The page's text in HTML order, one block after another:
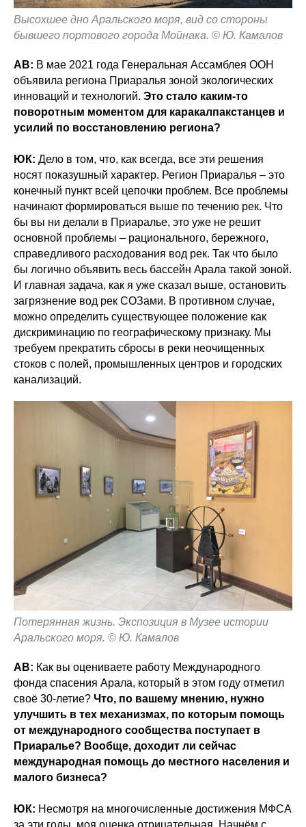
Высохшее дно Аральского моря, вид со стороны
бывшего портового города Мойнака. © Ю. Камалов
АВ: В мае 2021 года Генеральная Ассамблея ООН
объявила региона Приаралья зоной экологических
инноваций и технологий. Это стало каким-то
поворотным моментом для каракалпакстанцев и
усилий по восстановлению региона?
ЮК: Дело в том, что, как всегда, все эти решения
носят показушный характер. Регион Приаралья – это
конечный пункт всей цепочки проблем. Все проблемы
начинают формироваться выше по течению рек. Что
бы вы ни делали в Приаралье, это уже не решит
основной проблемы – рационального, бережного,
справедливого расходования вод рек. Так что было
бы логично объявить весь бассейн Арала такой зоной.
И главная задача, как я уже сказал выше, остановить
загрязнение вод рек СОЗами. В противном случае,
можно определить существующее положение как
дискриминацию по географическому признаку. Мы
требуем прекратить сбросы в реки неочищенных
стоков с полей, промышленных центров и городских
канализаций.
Потерянная жизнь. Экспозиция в Музее истории
Аральского моря. © Ю. Камалов
АВ: Как вы оцениваете работу Международного
фонда спасения Арала, который в этом году отметил
своё 30-летие? Что, по вашему мнению, нужно
улучшить в тех механизмах, по которым помощь
от международного сообщества поступает в
Приаралье? Вообще, доходит ли сейчас
международная помощь до местного населения и
малого бизнеса?
ЮК: Несмотря на многочисленные достижения МФСА
за эти годы, моя оценка отрицательная. Начнём с